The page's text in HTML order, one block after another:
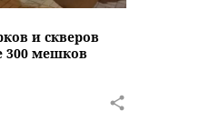
и скверов
300 мешков